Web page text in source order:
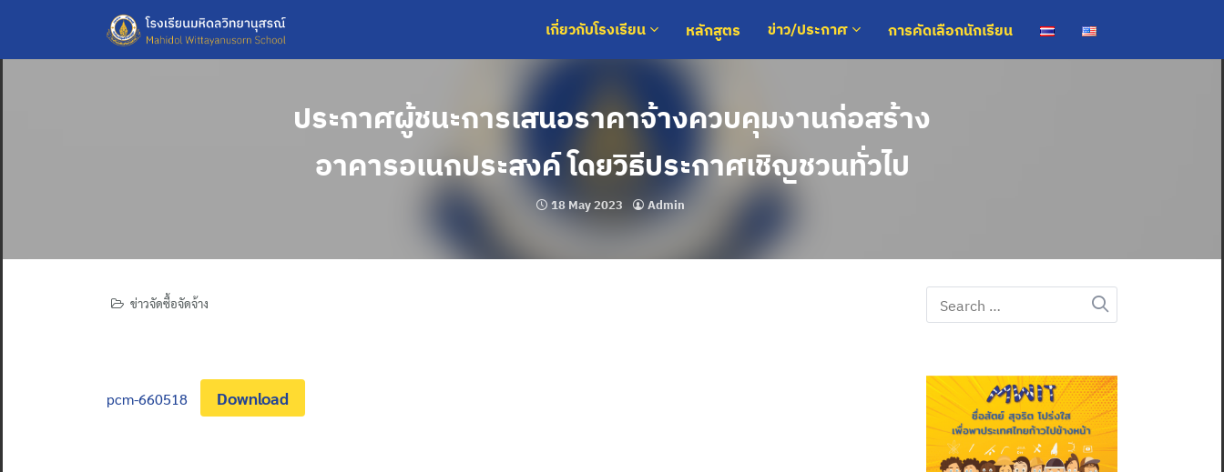
content
เกี่ยวกับโรงเรียน หลักสูตร ข่าว/ประกาศ การคัดเลือกนักเรียน
ประกาศผู้ชนะการเสนอราคาจ้างควบคุมงานก่อสร้าง
อาคารอเนกประสงค์ โดยวิธีประกาศเชิญชวนทั่วไป
18 May 2023 Admin
ข่าวจัดซื้อจัดจ้าง
pcm-660518 Download
Search
for: